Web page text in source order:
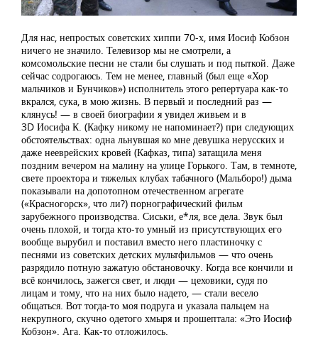
Для нас, непростых советских хиппи 70-х, имя Иосиф Кобзон
ничего не значило. Телевизор мы не смотрели, а
комсомольские песни не стали бы слушать и под пыткой. Даже
сейчас содрогаюсь. Тем не менее, главный (был еще «Хор
мальчиков и Бунчиков») исполнитель этого репертуара как-то
вкрался, сука, в мою жизнь. В первый и последний раз —
клянусь! — в своей биографии я увидел живьем и в
3D Иосифа К. (Кафку никому не напоминает?) при следующих
обстоятельствах: одна льнувшая ко мне девушка нерусских и
даже нееврейских кровей (Кафказ, типа) затащила меня
поздним вечером на малину на улице Горького. Там, в темноте,
свете проектора и тяжелых клубах табачного (Мальборо!) дыма
показывали на допотопном отечественном агрегате
(«Красногорск», что ли?) порнографический фильм
зарубежного производства. Сиськи, е*ля, все дела. Звук был
очень плохой, и тогда кто-то умный из присутствующих его
вообще вырубил и поставил вместо него пластиночку с
песнями из советских детских мультфильмов — что очень
разрядило потную зажатую обстановочку. Когда все кончили и
всё кончилось, зажегся свет, и люди — цеховики, судя по
лицам и тому, что на них было надето, — стали весело
общаться. Вот тогда-то моя подруга и указала пальцем на
некрупного, скучно одетого хмыря и прошептала: «Это Иосиф
Кобзон». Ага. Как-то отложилось.